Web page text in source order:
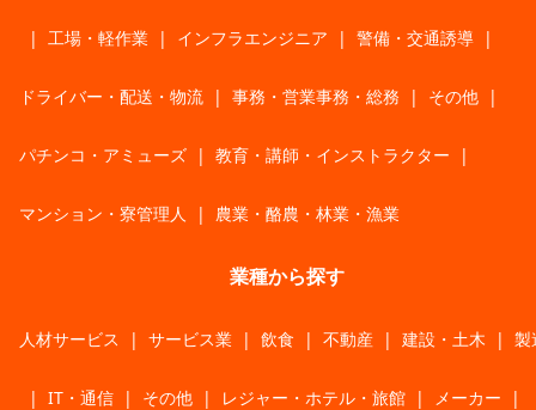
| 工場・軽作業 | インフラエンジニア | 警備・交通誘導 |
ドライバー・配送・物流 | 事務・営業事務・総務 | その他 |
パチンコ・アミューズ | 教育・講師・インストラクター |
マンション・寮管理人 | 農業・酪農・林業・漁業
業種から探す
人材サービス | サービス業 | 飲食 | 不動産 | 建設・土木 | 製
| IT・通信 | その他 | レジャー・ホテル・旅館 | メーカー |